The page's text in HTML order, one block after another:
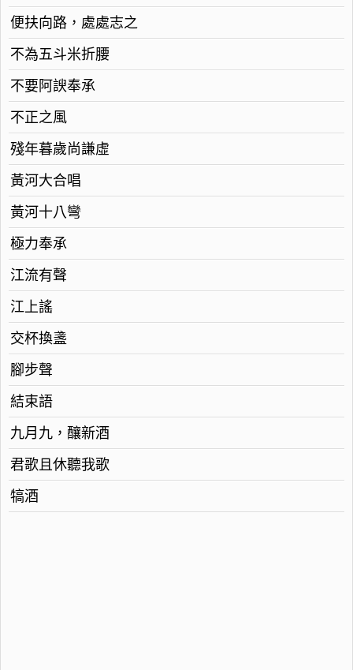
便扶向路，處處志之
不為五斗米折腰
不要阿諛奉承
不正之風
殘年暮歲尚謙虛
黃河大合唱
黃河十八彎
極力奉承
江流有聲
江上謠
交杯換盞
腳步聲
結束語
九月九，釀新酒
君歌且休聽我歌
犒酒